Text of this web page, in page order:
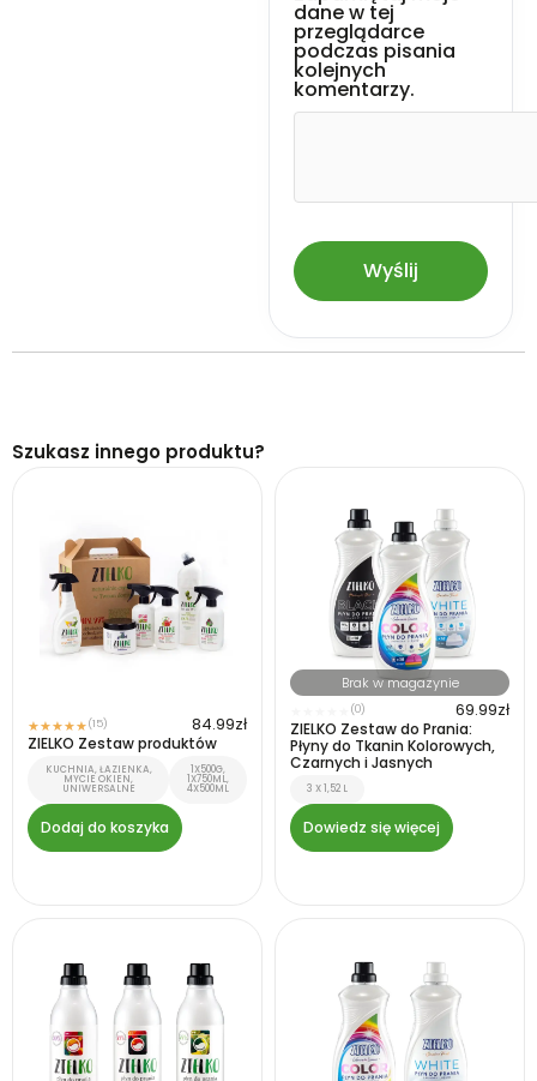
na żądanie.
Stosować zgodnie z
przeznaczeniem i sposobem
użycia. Przechowywać w
dane w tej
przeglądarce
podczas pisania
kolejnych
komentarzy.
Szukasz innego produktu?
★★★★★(15) 84.99zł
ZIELKO Zestaw produktów
KUCHNIA, ŁAZIENKA,
MYCIE OKIEN,
UNIWERSALNE
1X500G,
1X750ML,
4X500ML
Dodaj do koszyka
Brak w magazynie
(0) 69.99zł
ZIELKO Zestaw do Prania:
Płyny do Tkanin Kolorowych,
Czarnych i Jasnych
3 X 1,52 L
Dowiedz się więcej